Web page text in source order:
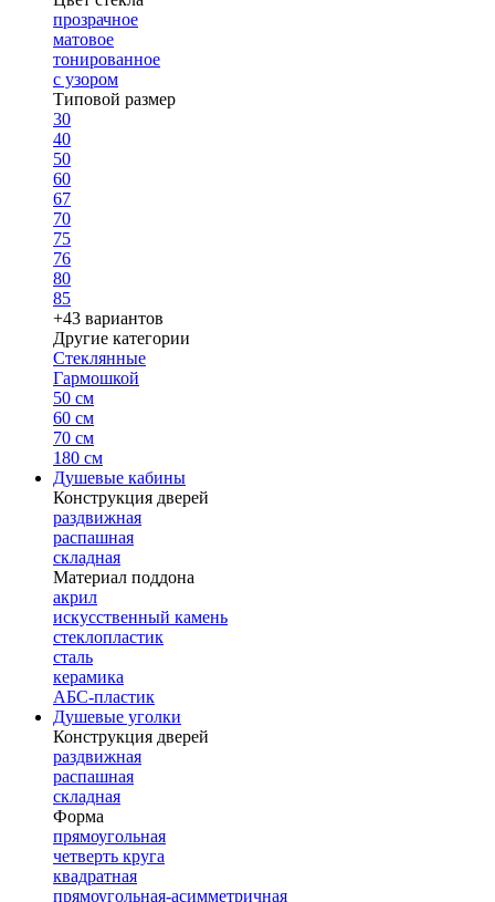
прозрачное
матовое
тонированное
с узором
Типовой размер
30
40
50
60
67
70
75
76
80
85
+43 вариантов
Другие категории
Стеклянные
Гармошкой
50 см
60 см
70 см
180 см
Душевые кабины
Конструкция дверей
раздвижная
распашная
складная
Материал поддона
акрил
искусственный камень
стеклопластик
сталь
керамика
АБС-пластик
Душевые уголки
Конструкция дверей
раздвижная
распашная
складная
Форма
прямоугольная
четверть круга
квадратная
прямоугольная-асимметричная